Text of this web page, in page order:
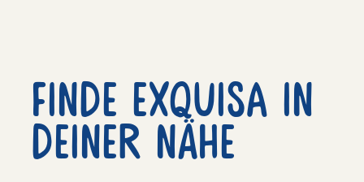
Finde exquisa in
deiner nähe